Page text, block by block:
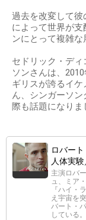
過去を改変して彼
によって世界が
ンにとって複雑な
セドリック・デ
ソンさんは、
ギリスが誇るイ
ん、シンガーソ
際も話題になりま
ロバー
人体実
主演ロバ
ュ、ミア
『ハイ・
え宇宙を
バート・
している